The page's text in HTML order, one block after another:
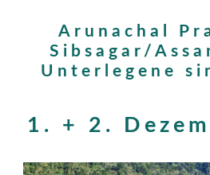
Arunachal
Sibsagar/
Unterlegene
1. + 2.